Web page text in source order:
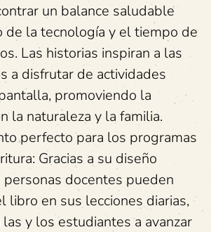
un balance saludable
de la tecnología y el tiempo de
Las historias inspiran a las
a disfrutar de actividades
promoviendo la
la naturaleza y la familia.
perfecto para los programas
Gracias a su diseño
personas docentes pueden
libro en sus lecciones diarias,
y los estudiantes a avanzar